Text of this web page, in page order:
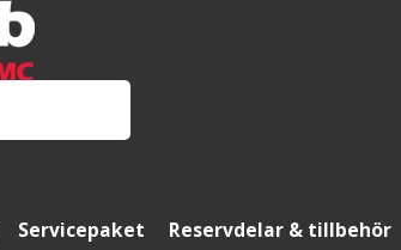
Servicepaket Reservdelar & tillbehör